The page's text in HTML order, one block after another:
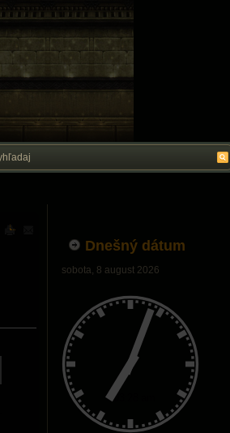
Dnešný dátum
sobota, 8 august 2026